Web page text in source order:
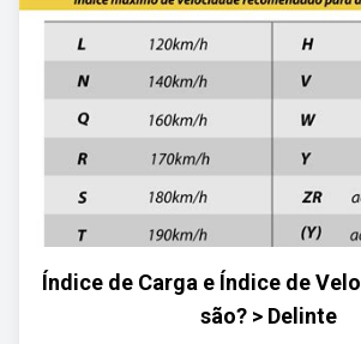
Índice de Carga e Índice de
são? > Delinte